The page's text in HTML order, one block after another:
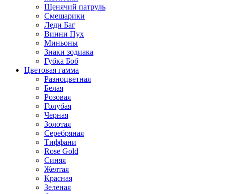
Щенячий патруль
Смешарики
Леди Баг
Винни Пух
Миньоны
Знаки зодиака
Губка Боб
Цветовая гамма
Разноцветная
Белая
Розовая
Голубая
Черная
Золотая
Серебряная
Тиффани
Rose Gold
Синяя
Желтая
Красная
Зеленая